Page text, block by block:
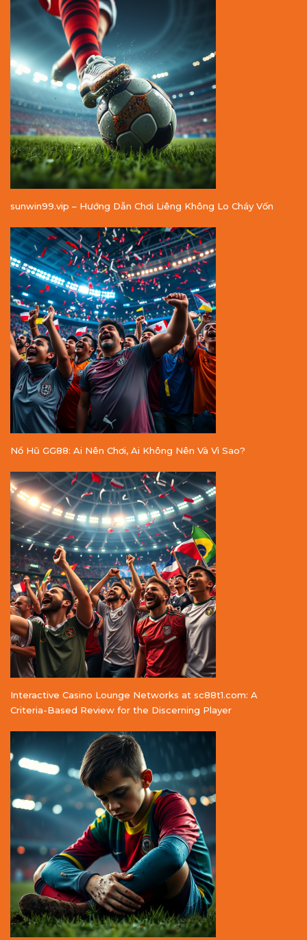
sunwin99.vip – Hướng Dẫn Chơi Liêng Không Lo Cháy Vốn
Nổ Hũ GG88: Ai Nên Chơi, Ai Không Nên Và Vì Sao?
Interactive Casino Lounge Networks at sc88t1.com: A
Criteria-Based Review for the Discerning Player